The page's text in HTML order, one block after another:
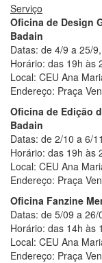
Serviço
Oficina de Design
Badain
Datas: de 4/9 a 25/
Horário: das 19h às
Local: CEU Ana
Endereço: Praça
Oficina de Edição
Badain
Datas: de 2/10 a 6/
Horário: das 19h às
Local: CEU Ana
Endereço: Praça
Oficina Fanzine
Datas: de 5/09 a
Horário: das 14h às
Local: CEU Ana
Endereço: Praça